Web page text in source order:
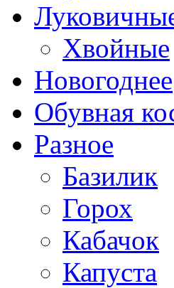
Хвойные
Новогоднее
Обувная
Разное
Базилик
Горох
Кабачок
Капуста